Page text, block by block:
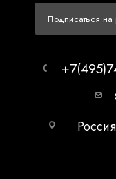
Подписаться на